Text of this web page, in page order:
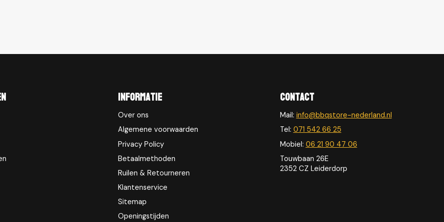
Informatie
Over ons
Algemene voorwaarden
Privacy Policy
Betaalmethoden
Ruilen & Retourneren
Klantenservice
Sitemap
Openingstijden
Contact
Mail: info@bbqstore-nederland.nl
Tel: 071 542 66 25
Mobiel: 06 21 90 47 06
Touwbaan 26E
2352 CZ Leiderdorp